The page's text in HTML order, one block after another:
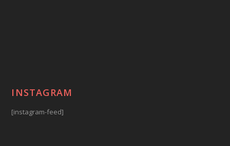
INSTAGRAM
[instagram-feed]